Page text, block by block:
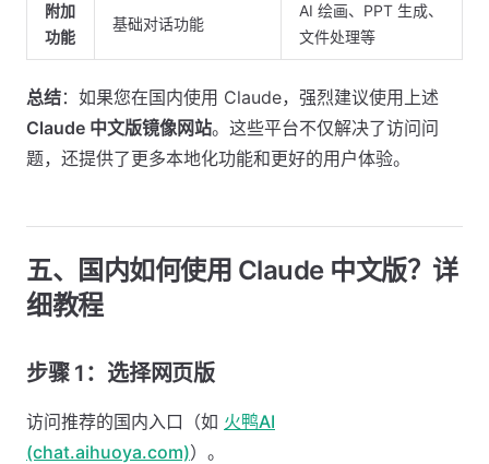
附加
功能
基础对话功能
AI 绘画、PPT 生成、
文件处理等
总结：如果您在国内使用 Claude，强烈建议使用上述
Claude 中文版镜像网站。这些平台不仅解决了访问问
题，还提供了更多本地化功能和更好的用户体验。
五、国内如何使用 Claude 中文版？详
细教程
步骤 1：选择网页版
访问推荐的国内入口（如 火鸭AI
(chat.aihuoya.com)）。